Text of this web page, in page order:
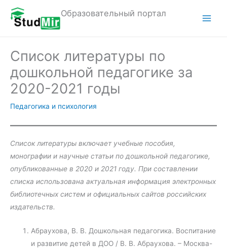
Перейти
содержимому
Образовательный портал
e
u
Список литературы по
дошкольной педагогике за
2020-2021 годы
Педагогика и психология
Список литературы включает учебные пособия,
монографии и научные статьи по дошкольной педагогике,
опубликованные в 2020 и 2021 году. При составлении
списка использована актуальная информация электронных
библиотечных систем и официальных сайтов российских
издательств.
Абраухова, В. В. Дошкольная педагогика. Воспитание
и развитие детей в ДОО / В. В. Абраухова. – Москва-